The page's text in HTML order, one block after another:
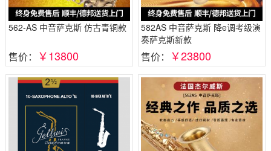
562-AS 中音萨克斯 仿古青铜款
售价： ￥13800
582AS 中音萨克斯 降e调考级演
奏萨克斯新款
售价： ￥23800